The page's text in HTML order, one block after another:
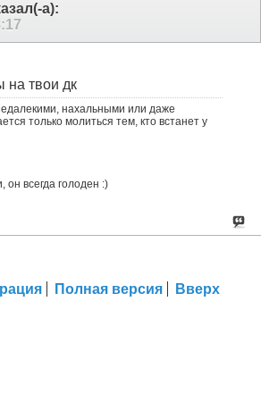
а):
на твои дк
нахальными или даже
только молиться тем, кто встанет у
он всегда голоден :)
Полная версия Вверх